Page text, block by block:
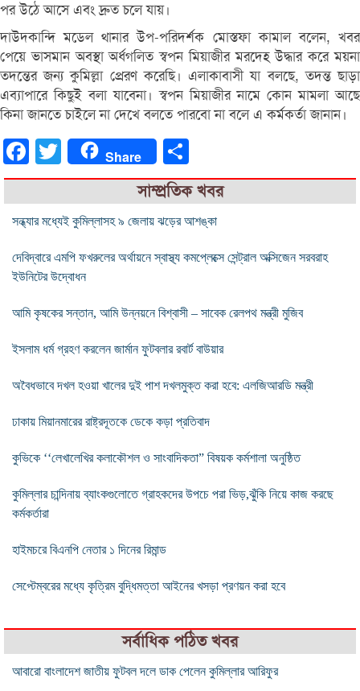
পর উঠে আসে এবং দ্রুত চলে যায়।
দাউদকান্দি মডেল থানার উপ-পরিদর্শক মোস্তফা কামাল বলেন, খবর
পেয়ে ভাসমান অবস্থা অর্ধগলিত স্বপন মিয়াজীর মরদেহ উদ্ধার করে ময়না
তদন্তের জন্য কুমিল্লা প্রেরণ করেছি। এলাকাবাসী যা বলছে, তদন্ত ছাড়া
এব্যাপারে কিছুই বলা যাবেনা। স্বপন মিয়াজীর নামে কোন মামলা আছে
কিনা জানতে চাইলে না দেখে বলতে পারবো না বলে এ কর্মকর্তা জানান।
FacebookTwitter Share
সাম্প্রতিক খবর
সন্ধ্যার মধ্যেই কুমিল্লাসহ ৯ জেলায় ঝড়ের আশঙ্কা
দেবিদ্বারে এমপি ফখরুলের অর্থায়নে স্বাস্থ্য কমপ্লেক্সে সেন্ট্রাল অক্সিজেন সরবরাহ
ইউনিটের উদ্বোধন
আমি কৃষকের সন্তান, আমি উন্নয়নে বিশ্বাসী – সাবেক রেলপথ মন্ত্রী মুজিব
ইসলাম ধর্ম গ্রহণ করলেন জার্মান ফুটবলার রবার্ট বাউয়ার
অবৈধভাবে দখল হওয়া খালের দুই পাশ দখলমুক্ত করা হবে: এলজিআরডি মন্ত্রী
ঢাকায় মিয়ানমারের রাষ্ট্রদূতকে ডেকে কড়া প্রতিবাদ
কুভিকে ‘‘লেখালেখির কলাকৌশল ও সাংবাদিকতা” বিষয়ক কর্মশালা অনুষ্ঠিত
কুমিল্লার চান্দিনায় ব্যাংকগুলোতে গ্রাহকদের উপচে পরা ভিড়,ঝুঁকি নিয়ে কাজ করছে
কর্মকর্তারা
হাইমচরে বিএনপি নেতার ১ দিনের রিমান্ড
সেপ্টেম্বরের মধ্যে কৃত্রিম বুদ্ধিমত্তা আইনের খসড়া প্রণয়ন করা হবে
সর্বাধিক পঠিত খবর
আবারো বাংলাদেশ জাতীয় ফুটবল দলে ডাক পেলেন কুমিল্লার আরিফুর